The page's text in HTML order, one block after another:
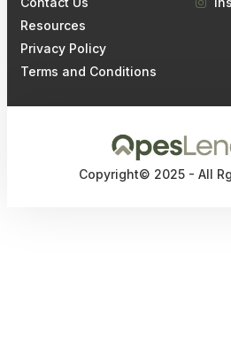
Resources
Privacy Policy
Terms and Conditions
Copyright© 2025 - All